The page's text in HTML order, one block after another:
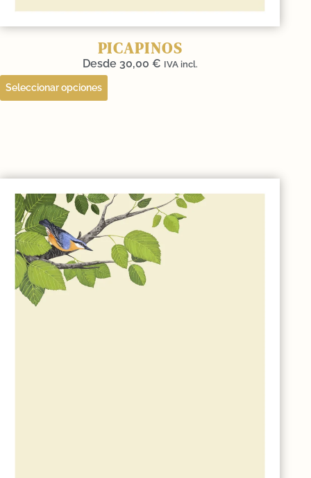
PICAPINOS
Desde 30,00 € IVA incl.
Seleccionar opciones